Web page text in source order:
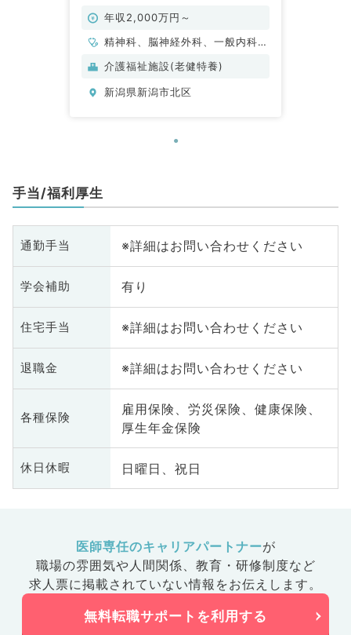
年収2,000万円～
精神科、脳神経外科、一般内科、
老年内科、外科系全般、一般外科
介護福祉施設(老健特養)
新潟県新潟市北区
手当/福利厚生
通勤手当 ※詳細はお問い合わせください
学会補助 有り
住宅手当 ※詳細はお問い合わせください
退職金 ※詳細はお問い合わせください
各種保険
雇用保険、労災保険、健康保険、
厚生年金保険
休日休暇 日曜日、祝日
医師専任のキャリアパートナーが
職場の雰囲気や人間関係、 教育・研修制度など
求人票に掲載されていない情報をお伝えします。
無料転職サポートを利用する